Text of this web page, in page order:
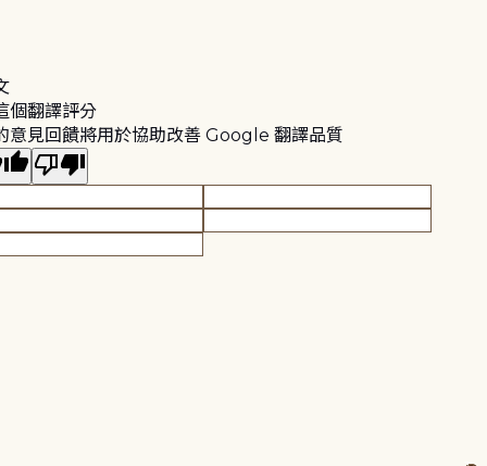
個翻譯評分
意見回饋將用於協助改善 Google 翻譯品質